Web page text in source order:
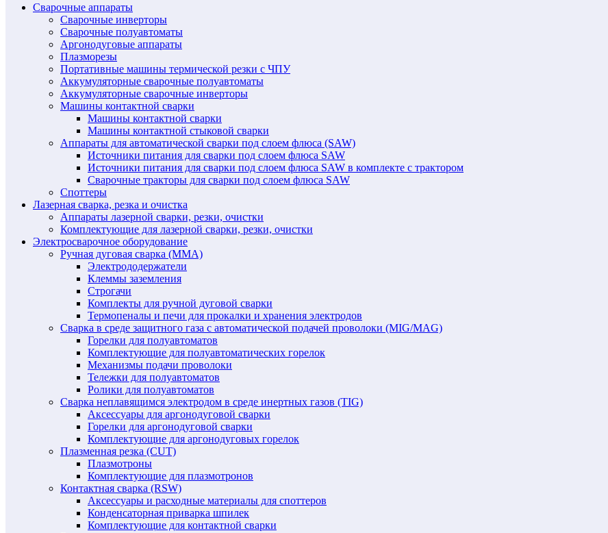
Сварочные аппараты
Сварочные инверторы
Сварочные полуавтоматы
Аргонодуговые аппараты
Плазморезы
Портативные машины термической резки с ЧПУ
Аккумуляторные сварочные полуавтоматы
Аккумуляторные сварочные инверторы
Машины контактной сварки
Машины контактной сварки
Машины контактной стыковой сварки
Аппараты для автоматической сварки под слоем флюса (SAW)
Источники питания для сварки под слоем флюса SAW
Источники питания для сварки под слоем флюса SAW в комплекте с трактором
Сварочные тракторы для сварки под слоем флюса SAW
Споттеры
Лазерная сварка, резка и очистка
Аппараты лазерной сварки, резки, очистки
Комплектующие для лазерной сварки, резки, очистки
Электросварочное оборудование
Ручная дуговая сварка (MMA)
Электрододержатели
Клеммы заземления
Строгачи
Комплекты для ручной дуговой сварки
Термопеналы и печи для прокалки и хранения электродов
Сварка в среде защитного газа с автоматической подачей проволоки (MIG/MAG)
Горелки для полуавтоматов
Комплектующие для полуавтоматических горелок
Механизмы подачи проволоки
Тележки для полуавтоматов
Ролики для полуавтоматов
Сварка неплавящимся электродом в среде инертных газов (TIG)
Аксессуары для аргонодуговой сварки
Горелки для аргонодуговой сварки
Комплектующие для аргонодуговых горелок
Плазменная резка (CUT)
Плазмотроны
Комплектующие для плазмотронов
Контактная сварка (RSW)
Аксессуары и расходные материалы для споттеров
Конденсаторная приварка шпилек
Комплектующие для контактной сварки